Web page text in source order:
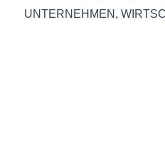
UNTERNEHMEN,